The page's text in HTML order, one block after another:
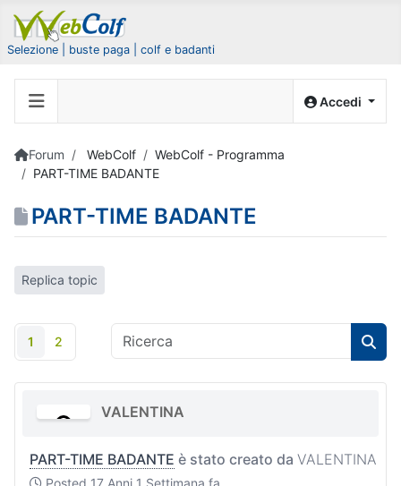
Selezione | buste paga | colf e badanti
Accedi
Forum WebColf
WebColf - Programma
PART-TIME BADANTE
PART-TIME BADANTE
Replica topic
1 2
VALENTINA
PART-TIME BADANTE è stato creato da VALENTINA
Posted 17 Anni 1 Settimana fa